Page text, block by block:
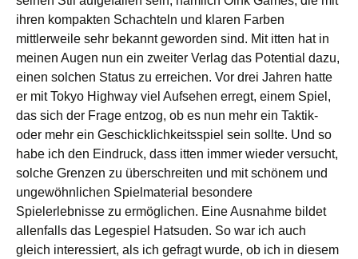
ihren kompakten Schachteln und klaren Farben
mittlerweile sehr bekannt geworden sind. Mit itten hat in
meinen Augen nun ein zweiter Verlag das Potential dazu,
einen solchen Status zu erreichen. Vor drei Jahren hatte
er mit Tokyo Highway viel Aufsehen erregt, einem Spiel,
das sich der Frage entzog, ob es nun mehr ein Taktik-
oder mehr ein Geschicklichkeitsspiel sein sollte. Und so
habe ich den Eindruck, dass itten immer wieder versucht,
solche Grenzen zu überschreiten und mit schönem und
ungewöhnlichen Spielmaterial besondere
Spielerlebnisse zu ermöglichen. Eine Ausnahme bildet
allenfalls das Legespiel Hatsuden. So war ich auch
gleich interessiert, als ich gefragt wurde, ob ich in diesem